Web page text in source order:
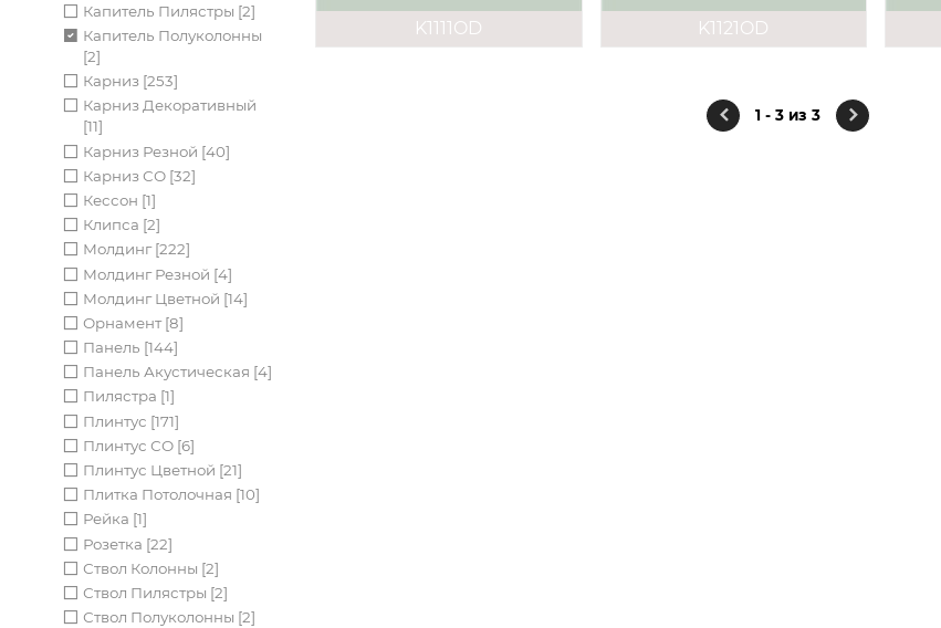
Капитель Пилястры [2]
Капитель Полуколонны
[2]
Карниз [253]
Карниз Декоративный
[11]
Карниз Резной [40]
Карниз СО [32]
Кессон [1]
Клипса [2]
Молдинг [222]
Молдинг Резной [4]
Молдинг Цветной [14]
Орнамент [8]
Панель [144]
Панель Акустическая [4]
Пилястра [1]
Плинтус [171]
Плинтус СО [6]
Плинтус Цветной [21]
Плитка Потолочная [10]
Рейка [1]
Розетка [22]
Ствол Колонны [2]
Ствол Пилястры [2]
Ствол Полуколонны [2]
K1111OD K1121OD
1 - 3 из 3